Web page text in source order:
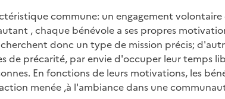
commune: un engagement
, chaque bénévole a ses propres
donc un type de mission précis;
de précarité, par envie d'occuper leur temps
En fonctions de leurs motivations, les
menée ,à l'ambiance dans une